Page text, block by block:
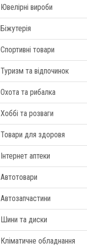
Ювелірні вироби
Біжутерія
Спортивні товари
Туризм та відпочинок
Охота та рибалка
Хоббі та розваги
Товари для здоровя
Інтернет аптеки
Автотовари
Автозапчастини
Шини та диски
Кліматичне обладнання